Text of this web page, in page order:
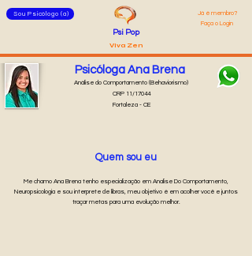
Sou Psicólogo (a)
Já é membro?
Faça o Login
Psi Pop
Viva Zen
Psicóloga Ana Brena
CRP 11/17044
Fortaleza - CE
Análise do Comportamento (Behaviorismo)
Quem sou eu
Me chamo Ana Brena tenho especialização em Analise Do Comportamento,
Neuropsicologia e sou interprete de libras, meu objetivo é em acolher você e juntos
traçar metas para uma evolução melhor.